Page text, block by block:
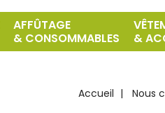
AFFÛTAGE
& CONSOMMABLES
&
Accueil Nous